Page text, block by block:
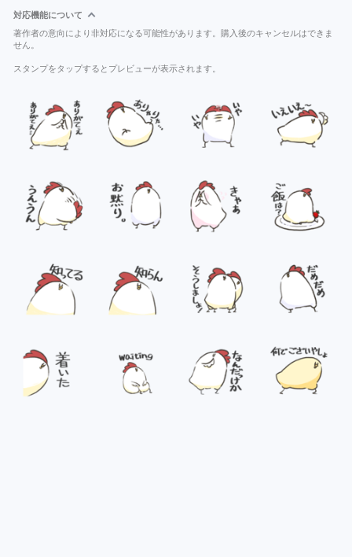
対応機能について
著作者の意向により非対応になる可能性があります。購入後のキャンセルはできま
せん。
スタンプをタップするとプレビューが表示されます。